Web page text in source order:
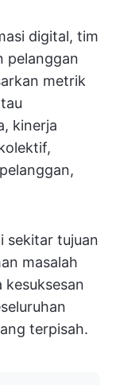
digital, tim
pelanggan
metrik
kinerja
sekitar tujuan
masalah
kesuksesan
terpisah.